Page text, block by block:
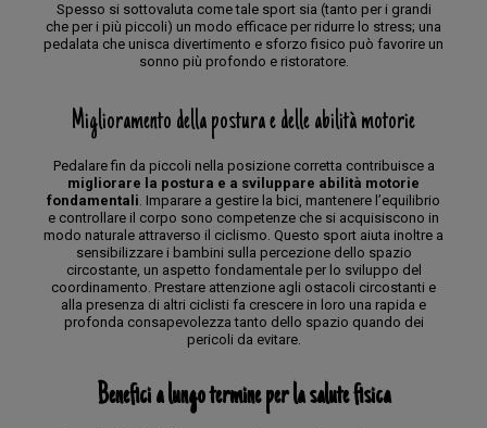
Spesso si sottovaluta come tale sport sia (tanto per i grandi
che per i più piccoli) un modo efficace per ridurre lo stress; una
pedalata che unisca divertimento e sforzo fisico può favorire un
sonno più profondo e ristoratore.
Miglioramento della postura e delle abilità motorie
Pedalare fin da piccoli nella posizione corretta contribuisce a
migliorare la postura e a sviluppare abilità motorie
fondamentali. Imparare a gestire la bici, mantenere l’equilibrio
e controllare il corpo sono competenze che si acquisiscono in
modo naturale attraverso il ciclismo. Questo sport aiuta inoltre a
sensibilizzare i bambini sulla percezione dello spazio
circostante, un aspetto fondamentale per lo sviluppo del
coordinamento. Prestare attenzione agli ostacoli circostanti e
alla presenza di altri ciclisti fa crescere in loro una rapida e
profonda consapevolezza tanto dello spazio quando dei
pericoli da evitare.
Benefici a lungo termine per la salute fisica